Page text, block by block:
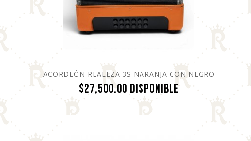
ACORDEÓN REALEZA 3S NARANJA CON NEGRO
$27,500.00 DisponiblePrecio